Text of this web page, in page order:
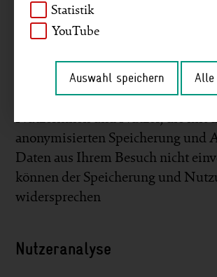
Diese Website setzt Cookies, also
mit kurzen Texten zur technischen
ein. Ohne Cookies, also zum
im Browser deaktiviert wurden,
vollständige Nutzung dieser
Nutzerinnen und Nutzer, die mit
anonymisierten Speicherung und
Daten aus Ihrem Besuch nicht
können der Speicherung und
widersprechen
Nutzeranalyse
Statistik
YouTube
Auswahl speichern Alle